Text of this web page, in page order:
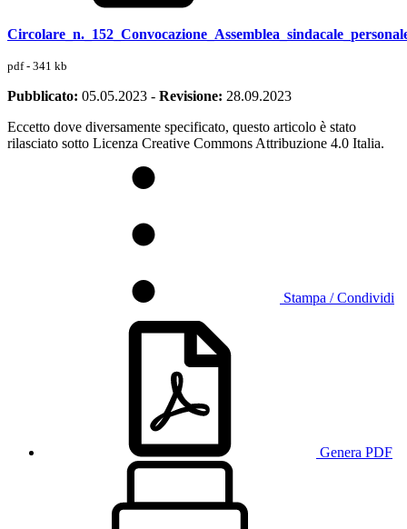
pdf - 341 kb
Pubblicato: 05.05.2023 - Revisione: 28.09.2023
Eccetto dove diversamente specificato, questo articolo è stato
rilasciato sotto Licenza Creative Commons Attribuzione 4.0 Italia.
Stampa / Condividi
Genera PDF